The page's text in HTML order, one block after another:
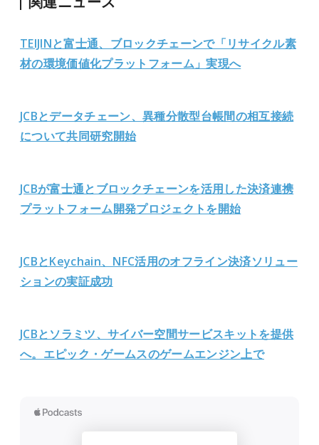
TEIJINと富士通、ブロックチェーンで「リサイクル素
材の環境価値化プラットフォーム」実現へ
JCBとデータチェーン、異種分散型台帳間の相互接続
について共同研究開始
JCBが富士通とブロックチェーンを活用した決済連携
プラットフォーム開発プロジェクトを開始
JCBとKeychain、NFC活用のオフライン決済ソリュー
ションの実証成功
JCBとソラミツ、サイバー空間サービスキットを提供
へ。エピック・ゲームスのゲームエンジン上で